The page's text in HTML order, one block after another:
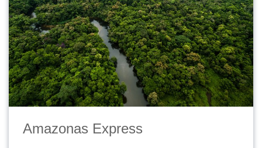
Amazonas Express